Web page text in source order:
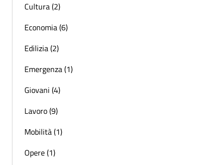
Cultura (2)
Economia (6)
Edilizia (2)
Emergenza (1)
Giovani (4)
Lavoro (9)
Mobilità (1)
Opere (1)